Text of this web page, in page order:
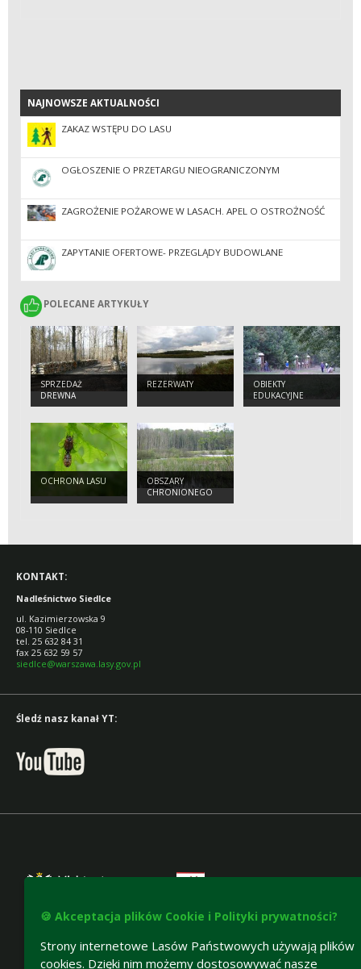
NAJNOWSZE AKTUALNOŚCI
NAJNOWSZE AKTUALNOŚCI
ZAKAZ WSTĘPU DO LASU
OGŁOSZENIE O PRZETARGU NIEOGRANICZONYM
ZAGROŻENIE POŻAROWE W LASACH. APEL O OSTROŻNOŚĆ
ZAPYTANIE OFERTOWE- PRZEGLĄDY BUDOWLANE
POLECANE ARTYKUŁY
POLECANE ARTYKUŁY
SPRZEDAŻ
DREWNA
REZERWATY
OBIEKTY
EDUKACYJNE
OCHRONA LASU
OBSZARY
CHRONIONEGO
KRAJOBRAZU
KONTAKT:
Nadleśnictwo Siedlce
ul. Kazimierzowska 9
08-110 Siedlce
tel. 25 632 84 31
fax 25 632 59 57
siedlce@warszawa.lasy.gov.pl
Śledź nasz kanał YT:
Deklaracja dostępności
🍪 Akceptacja plików Cookie i Polityki prywatności?
Strony internetowe Lasów Państwowych używają plików
cookies. Dzięki nim możemy dostosowywać nasze